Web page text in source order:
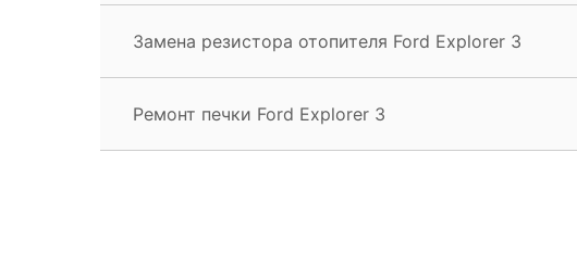
Замена резистора отопителя Ford Explorer 3
Ремонт печки Ford Explorer 3